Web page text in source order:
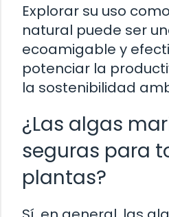
Explorar su uso
natural puede ser
ecoamigable y
potenciar la
la sostenibilidad
¿Las algas
seguras para
plantas?